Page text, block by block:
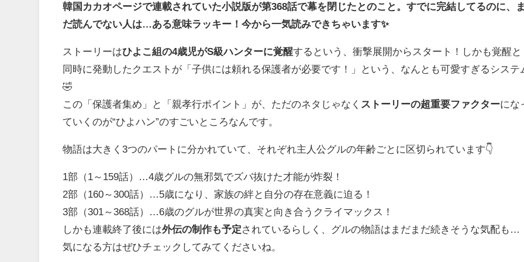
韓国カカオページで連載されていた小説版が第368話で幕を閉じた とのこと。すでに完結してるのに、ま
だ読んでない人は…ある意味ラッキー！今から一気読みできちゃいます✨
ストーリーはひよこ組の4歳児がS級ハンターに覚醒するという、衝撃展開からスタート！しかも覚醒と
同時に発動したクエストが「子供には頼れる保護者が必要です！」という、なんとも可愛すぎるシステ
🤣
この「保護者集め」と「親孝行ポイント」が、ただのネタじゃなく ストーリーの超重要ファクターにな
ていくのが“ひよハン”のすごいところなんです。
物語は大きく3つのパートに分かれていて、それぞれ主人公グルの年齢ごとに区切られています👇
1部（1～159話）…4歳グルの無邪気でズバ抜けた才能が炸裂！
2部（160～300話）…5歳になり、家族の絆と自分の存在意義に迫る！
3部（301～368話）…6歳のグルが世界の真実と向き合うクライマックス！
しかも連載終了後には外伝の制作も予定されているらしく、グルの物語はまだまだ続きそうな気配も…
気になる方はぜひチェックしてみてくださいね。